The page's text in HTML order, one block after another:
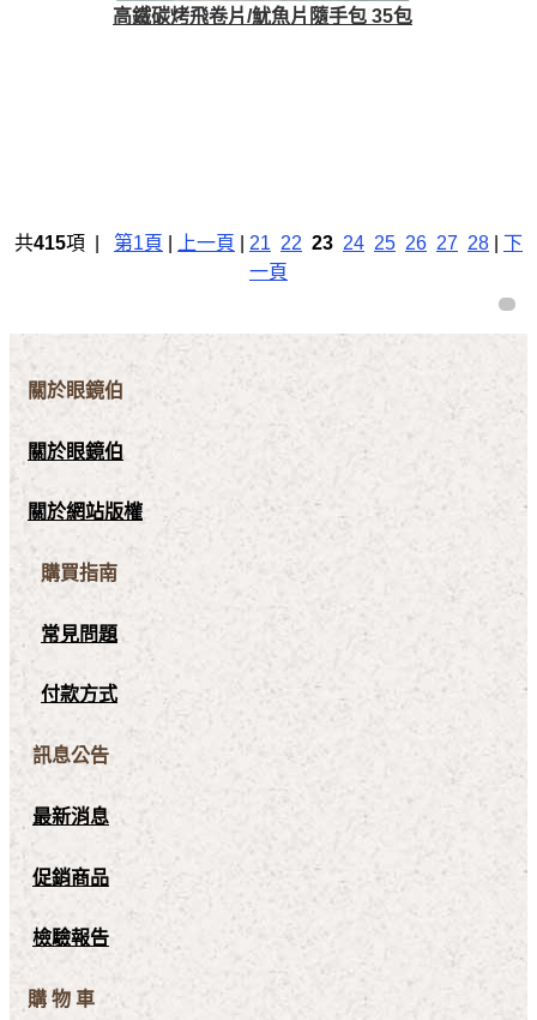
高鐵碳烤飛卷片/魷魚片隨手包 35包
共415項 | 第1頁 上一頁 21 22 23 24 25 26 27 28
下
一頁
關於眼鏡伯
關於眼鏡伯
關於網站版權
購買指南
常見問題
付款方式
訊息公告
最新消息
促銷商品
檢驗報告
購 物 車